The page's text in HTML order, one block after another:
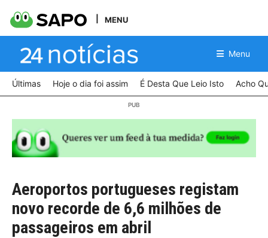
MENU
Menu
Últimas Hoje o dia foi assim É Desta Que Leio Isto Acho
Aeroportos portugueses registam
novo recorde de 6,6 milhões de
passageiros em abril